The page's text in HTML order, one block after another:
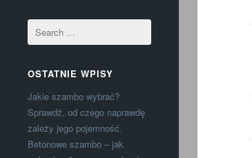
OSTATNIE WPISY
Jakie szambo wybrać?
Sprawdź, od czego naprawdę
zależy jego pojemność.
Betonowe szambo – jak